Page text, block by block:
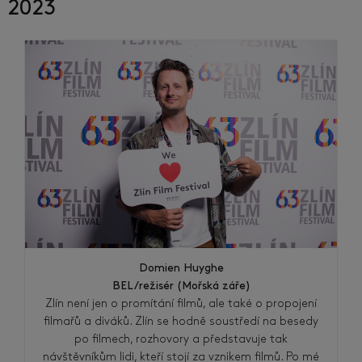
2023
Domien Huyghe
BEL/režisér (Mořská záře)
Zlín není jen o promítání filmů, ale také o propojení
filmařů a diváků. Zlín se hodně soustředí na besedy
po filmech, rozhovory a představuje tak
návštěvníkům lidi, kteří stojí za vznikem filmů. Po mé